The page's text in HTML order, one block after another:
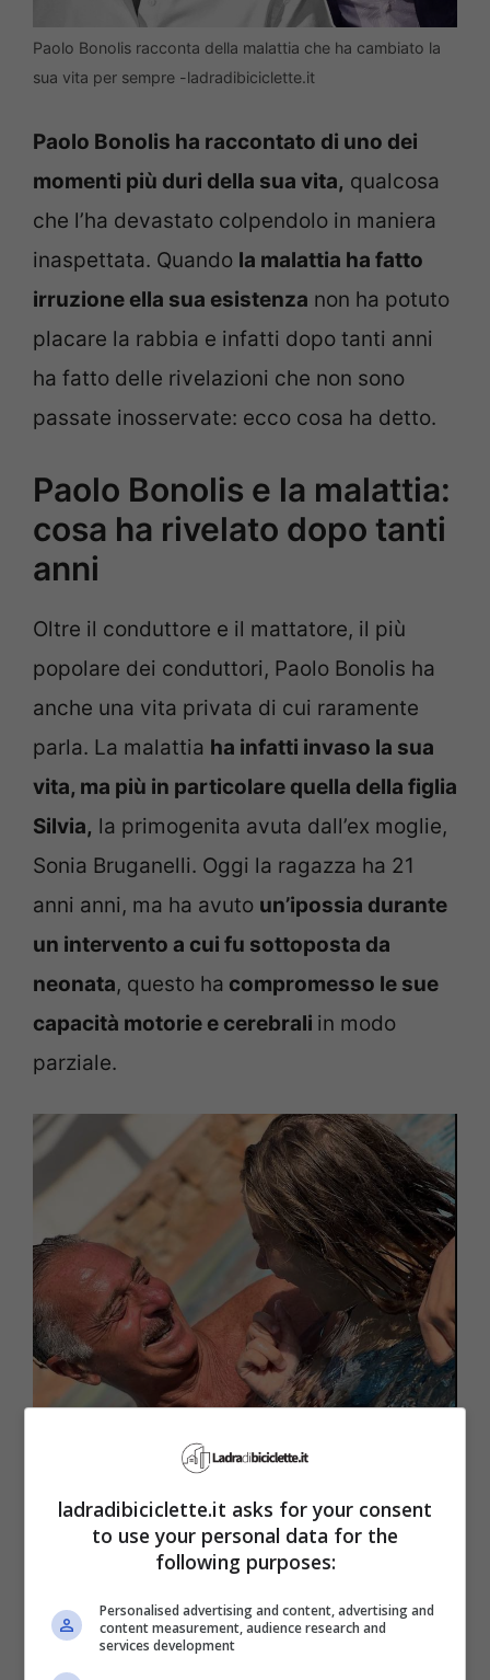
Paolo Bonolis racconta della malattia che ha cambiato la
sua vita per sempre -ladradibiciclette.it
Paolo Bonolis ha raccontato di uno dei
momenti più duri della sua vita, qualcosa
che l’ha devastato colpendolo in maniera
inaspettata. Quando la malattia ha fatto
irruzione ella sua esistenza non ha potuto
placare la rabbia e infatti dopo tanti anni
ha fatto delle rivelazioni che non sono
passate inosservate: ecco cosa ha detto.
Paolo Bonolis e la malattia:
cosa ha rivelato dopo tanti
anni
Oltre il conduttore e il mattatore, il più
popolare dei conduttori, Paolo Bonolis ha
anche una vita privata di cui raramente
parla. La malattia ha infatti invaso la sua
vita, ma più in particolare quella della figlia
Silvia, la primogenita avuta dall’ex moglie,
Sonia Bruganelli. Oggi la ragazza ha 21
anni anni, ma ha avuto un’ipossia durante
un intervento a cui fu sottoposta da
neonata, questo ha compromesso le sue
capacità motorie e cerebrali in modo
parziale.
“Non ho armi per affrontarlo”, le parole drammatiche del
ladradibiciclette.it
Ne parla in occasione dell’uscita del suo
nuovo romanzo “Notte Fonda”,
raccontandosi al Corriere della Sera:
ladradibiciclette.it asks for your consent
to use your personal data for the
following purposes:
Personalised advertising and content, advertising and
content measurement, audience research and
services development